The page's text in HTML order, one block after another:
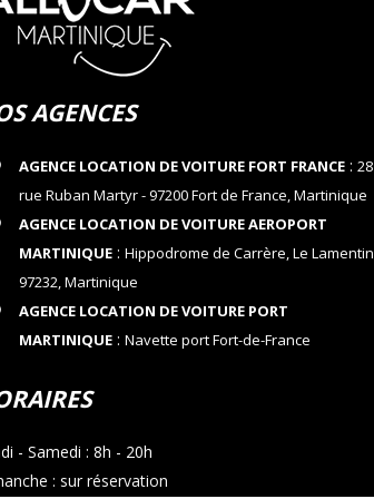
AGENCES
AGENCE LOCATION DE VOITURE FORT FRANCE: 28
rue Ruban Martyr - 97200 Fort de France, Martinique
AGENCE LOCATION DE VOITURE AEROPORT
MARTINIQUE: Hippodrome de Carrère, Le Lamentin
97232, Martinique
AGENCE LOCATION DE VOITURE PORT
MARTINIQUE: Navette port Fort-de-France
- Samedi : 8h - 20h
: sur réservation